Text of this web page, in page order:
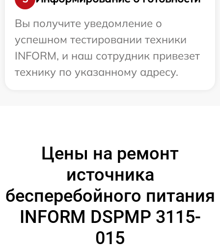
Вы получите уведомление о
успешном тестировании техники
INFORM, и наш сотрудник привезет
технику по указанному адресу.
Цены на ремонт
источника
бесперебойного питания
INFORM DSPMP 3115-
015